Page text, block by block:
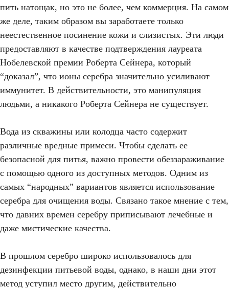
Очистка воды
серебром
ВРЕМЯ ЧТЕНИЯ 5 МИНУТ
пить натощак, но это не более, чем коммерция. На самом
же деле, таким образом вы заработаете только
неестественное посинение кожи и слизистых. Эти люди
предоставляют в качестве подтверждения лауреата
Нобелевской премии Роберта Сейнера, который
“доказал”, что ионы серебра значительно усиливают
иммунитет. В действительности, это манипуляция
людьми, а никакого Роберта Сейнера не существует.
Вода из скважины или колодца часто содержит
различные вредные примеси. Чтобы сделать ее
безопасной для питья, важно провести обеззараживание
с помощью одного из доступных методов. Одним из
самых “народных” вариантов является использование
серебра для очищения воды. Связано такое мнение с тем,
что давних времен серебру приписывают лечебные и
даже мистические качества.
В прошлом серебро широко использовалось для
дезинфекции питьевой воды, однако, в наши дни этот
метод уступил место другим, действительно